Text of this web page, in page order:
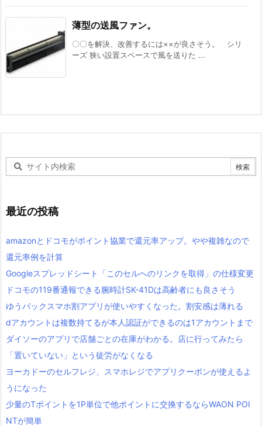
薄型の送風ファン。
〇〇を解決、改善するには××が良さそう。 シリ
ーズ 狭い設置スペースで風を送りた ...
最近の投稿
amazonとドコモがポイント協業で還元率アップ。やや複雑なので
還元率例を計算
Googleスプレッドシート「このセルへのリンクを取得」の仕様変更
ドコモの119番通報できる腕時計SK-41Dは高齢者にも良さそう
ゆうパックスマホ割アプリが使いやすくなった。割安感は薄れる
dアカウントは複数持てるが本人認証ができるのは1アカウントまで
ダイソーのアプリで店舗ごとの在庫がわかる。店に行ってみたら
「置いていない」という徒労がなくなる
ヨーカドーのセルフレジ、スマホレジでアプリクーポンが使えるよ
うになった
少量のTポイントを1P単位で他ポイントに交換するならWAON POI
NTが簡単